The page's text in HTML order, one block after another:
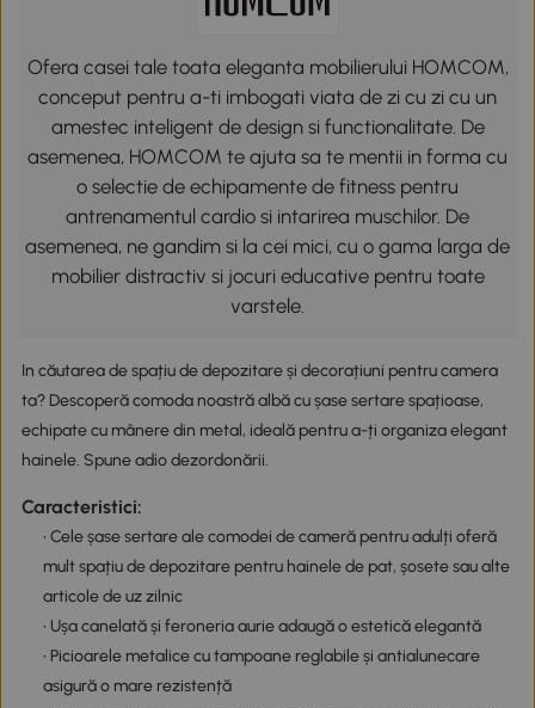
Ofera casei tale toata eleganta mobilierului HOMCOM,
conceput pentru a-ti imbogati viata de zi cu zi cu un
amestec inteligent de design si functionalitate. De
asemenea, HOMCOM te ajuta sa te mentii in forma cu
o selectie de echipamente de fitness pentru
antrenamentul cardio si intarirea muschilor. De
asemenea, ne gandim si la cei mici, cu o gama larga de
mobilier distractiv si jocuri educative pentru toate
varstele.
In căutarea de spațiu de depozitare și decorațiuni pentru camera
ta? Descoperă comoda noastră albă cu șase sertare spațioase,
echipate cu mânere din metal, ideală pentru a-ți organiza elegant
hainele. Spune adio dezordonării.
Caracteristici:
• Cele șase sertare ale comodei de cameră pentru adulți oferă
mult spațiu de depozitare pentru hainele de pat, șosete sau alte
articole de uz zilnic
• Ușa canelată și feroneria aurie adaugă o estetică elegantă
• Picioarele metalice cu tampoane reglabile și antialunecare
asigură o mare rezistență